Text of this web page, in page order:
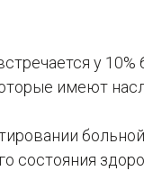
у
имеют
состояния